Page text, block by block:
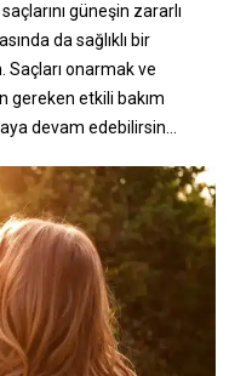
güneşin zararlı
da sağlıklı bir
onarmak ve
gereken etkili bakım
devam edebilirsin…